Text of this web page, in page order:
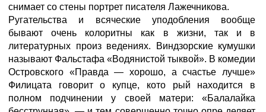
снимает со стены портрет писателя Лажечникова.
Ругательства и всяческие уподобления вообще
бывают очень колоритны как в жизни, так и в
литературных произ ведениях. Виндзорские кумушки
называют Фальстафа «Водянистой тыквой». В комедии
Островского «Правда — хорошо, а счастье лучше»
Филицата говорит о купце, кото рый находится в
полном подчинении у своей матери: «Балалайка